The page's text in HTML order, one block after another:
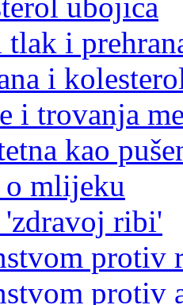
i
i
i trovanja
kao
o mlijeku
ribi'
protiv
protiv